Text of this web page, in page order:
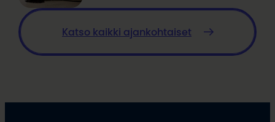
Katso kaikki ajankohtaiset